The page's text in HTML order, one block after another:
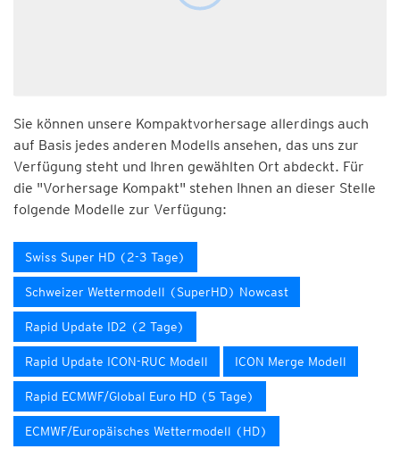
Sie können unsere Kompaktvorhersage allerdings auch
auf Basis jedes anderen Modells ansehen, das uns zur
Verfügung steht und Ihren gewählten Ort abdeckt. Für
die "Vorhersage Kompakt" stehen Ihnen an dieser Stelle
folgende Modelle zur Verfügung:
Swiss Super HD (2-3 Tage)
Schweizer Wettermodell (SuperHD) Nowcast
Rapid Update ID2 (2 Tage)
Rapid Update ICON-RUC Modell ICON Merge Modell
Rapid ECMWF/Global Euro HD (5 Tage)
ECMWF/Europäisches Wettermodell (HD)